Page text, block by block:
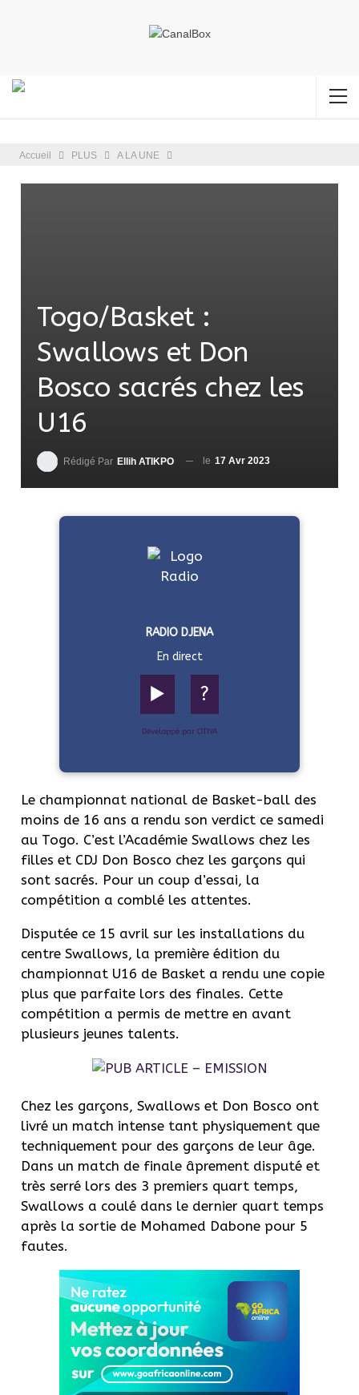
Accueil PLUS A LA UNE
Togo/Basket :
Swallows et Don
Bosco sacrés chez les
U16
Rédigé Par Ellih ATIKPO le 17 Avr 2023
RADIO DJENA
En direct
▶️ ?
Développé par OTIYA
Le championnat national de Basket-ball des
moins de 16 ans a rendu son verdict ce samedi
au Togo. C’est l’Académie Swallows chez les
filles et CDJ Don Bosco chez les garçons qui
sont sacrés. Pour un coup d’essai, la
compétition a comblé les attentes.
Disputée ce 15 avril sur les installations du
centre Swallows, la première édition du
championnat U16 de Basket a rendu une copie
plus que parfaite lors des finales. Cette
compétition a permis de mettre en avant
plusieurs jeunes talents.
Chez les garçons, Swallows et Don Bosco ont
livré un match intense tant physiquement que
techniquement pour des garçons de leur âge.
Dans un match de finale âprement disputé et
très serré lors des 3 premiers quart temps,
Swallows a coulé dans le dernier quart temps
après la sortie de Mohamed Dabone pour 5
fautes.